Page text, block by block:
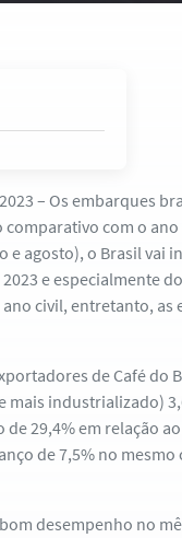
– Os embarques
com o
e agosto), o Brasil vai
e especialmente
civil, entretanto,
de Café do
industrializado)
29,4% em relação
de 7,5% no
desempenho no